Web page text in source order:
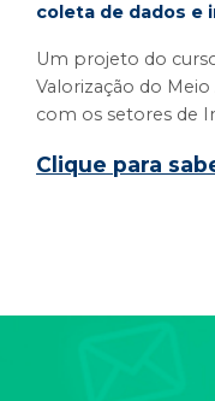
coleta de dados e
Um projeto do
Valorização do
com os setores de
Clique para